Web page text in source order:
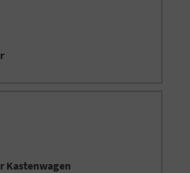
Kastenwagen